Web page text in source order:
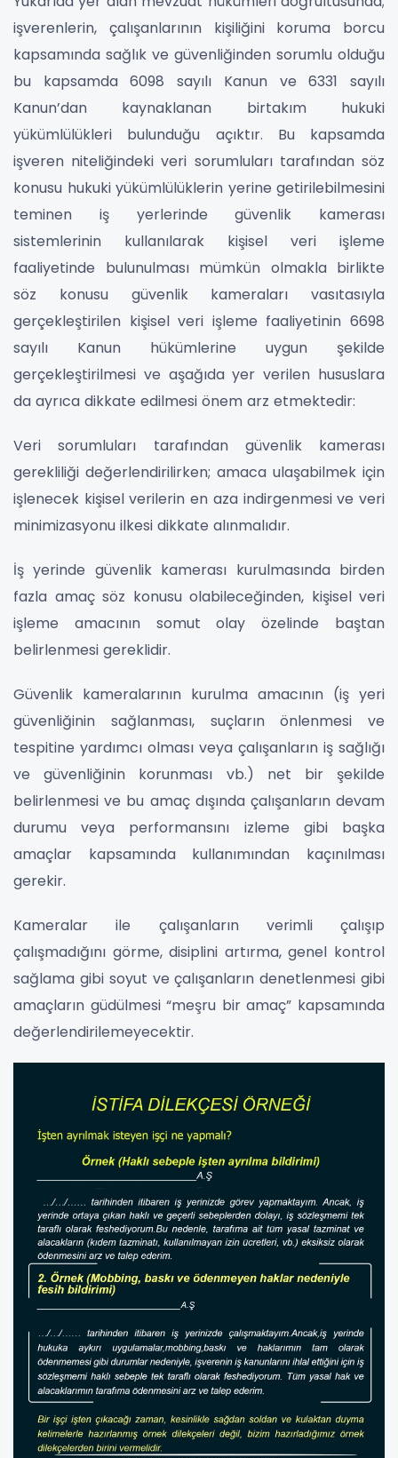
işverenlerin, çalışanlarının kişiliğini koruma borcu
kapsamında sağlık ve güvenliğinden sorumlu olduğu
bu kapsamda 6098 sayılı Kanun ve 6331 sayılı
Kanun’dan kaynaklanan birtakım hukuki
yükümlülükleri bulunduğu açıktır. Bu kapsamda
işveren niteliğindeki veri sorumluları tarafından söz
konusu hukuki yükümlülüklerin yerine getirilebilmesini
teminen iş yerlerinde güvenlik kamerası
sistemlerinin kullanılarak kişisel veri işleme
faaliyetinde bulunulması mümkün olmakla birlikte
söz konusu güvenlik kameraları vasıtasıyla
gerçekleştirilen kişisel veri işleme faaliyetinin 6698
sayılı Kanun hükümlerine uygun şekilde
gerçekleştirilmesi ve aşağıda yer verilen hususlara
da ayrıca dikkate edilmesi önem arz etmektedir:
Veri sorumluları tarafından güvenlik kamerası
gerekliliği değerlendirilirken; amaca ulaşabilmek için
işlenecek kişisel verilerin en aza indirgenmesi ve veri
minimizasyonu ilkesi dikkate alınmalıdır.
İş yerinde güvenlik kamerası kurulmasında birden
fazla amaç söz konusu olabileceğinden, kişisel veri
işleme amacının somut olay özelinde baştan
belirlenmesi gereklidir.
Güvenlik kameralarının kurulma amacının (iş yeri
güvenliğinin sağlanması, suçların önlenmesi ve
tespitine yardımcı olması veya çalışanların iş sağlığı
ve güvenliğinin korunması vb.) net bir şekilde
belirlenmesi ve bu amaç dışında çalışanların devam
durumu veya performansını izleme gibi başka
amaçlar kapsamında kullanımından kaçınılması
gerekir.
Kameralar ile çalışanların verimli çalışıp
çalışmadığını görme, disiplini artırma, genel kontrol
sağlama gibi soyut ve çalışanların denetlenmesi gibi
amaçların güdülmesi “meşru bir amaç” kapsamında
değerlendirilemeyecektir.